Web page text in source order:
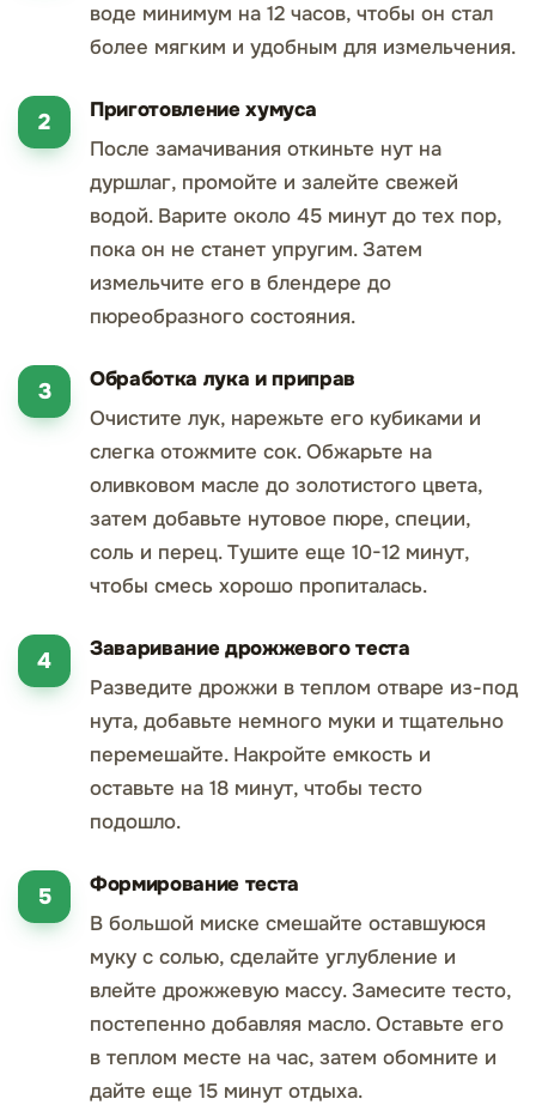
воде минимум на 12 часов, чтобы он стал
более мягким и удобным для измельчения.
Приготовление хумуса
После замачивания откиньте нут на
дуршлаг, промойте и залейте свежей
водой. Варите около 45 минут до тех пор,
пока он не станет упругим. Затем
измельчите его в блендере до
пюреобразного состояния.
Обработка лука и приправ
Очистите лук, нарежьте его кубиками и
слегка отожмите сок. Обжарьте на
оливковом масле до золотистого цвета,
затем добавьте нутовое пюре, специи,
соль и перец. Тушите еще 10-12 минут,
чтобы смесь хорошо пропиталась.
Заваривание дрожжевого теста
Разведите дрожжи в теплом отваре из-под
нута, добавьте немного муки и тщательно
перемешайте. Накройте емкость и
оставьте на 18 минут, чтобы тесто
подошло.
Формирование теста
В большой миске смешайте оставшуюся
муку с солью, сделайте углубление и
влейте дрожжевую массу. Замесите тесто,
постепенно добавляя масло. Оставьте его
в теплом месте на час, затем обомните и
дайте еще 15 минут отдыха.